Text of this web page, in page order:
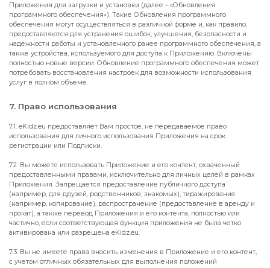
Приложения для загрузки и установки (далее – «Обновления
программного обеспечения»). Такие Обновления программного
обеспечения могут осуществляться в различной форме и, как правило,
предоставляются для устранения ошибок, улучшения, безопасности и
надежности работы и установленного ранее программного обеспечения, а
также устройства, используемого для доступа к Приложению. Включены
полностью новые версии. Обновление программного обеспечения может
потребовать восстановления настроек для возможности использования
услуг в полном объеме.
7. Право использования
7.1. eKidz.eu предоставляет Вам простое, не передаваемое право
использования для личного использования Приложения на срок
регистрации или Подписки.
7.2. Вы можете использовать Приложение и его контент, охваченный
предоставленными правами, исключительно для личных целей в рамках
Приложения. Запрещается предоставление публичного доступа
(например, для друзей, родственников, знакомых), тиражирование
(например, копирование), распространение (предоставление в аренду и
прокат), а также перевод Приложения и его контента, полностью или
частично, если соответствующая функция приложения не была четко
активирована или разрешена eKidz.eu.
7.3. Вы не имеете права вносить изменения в Приложение и его контент,
с учетом отличных обязательных для выполнения положений